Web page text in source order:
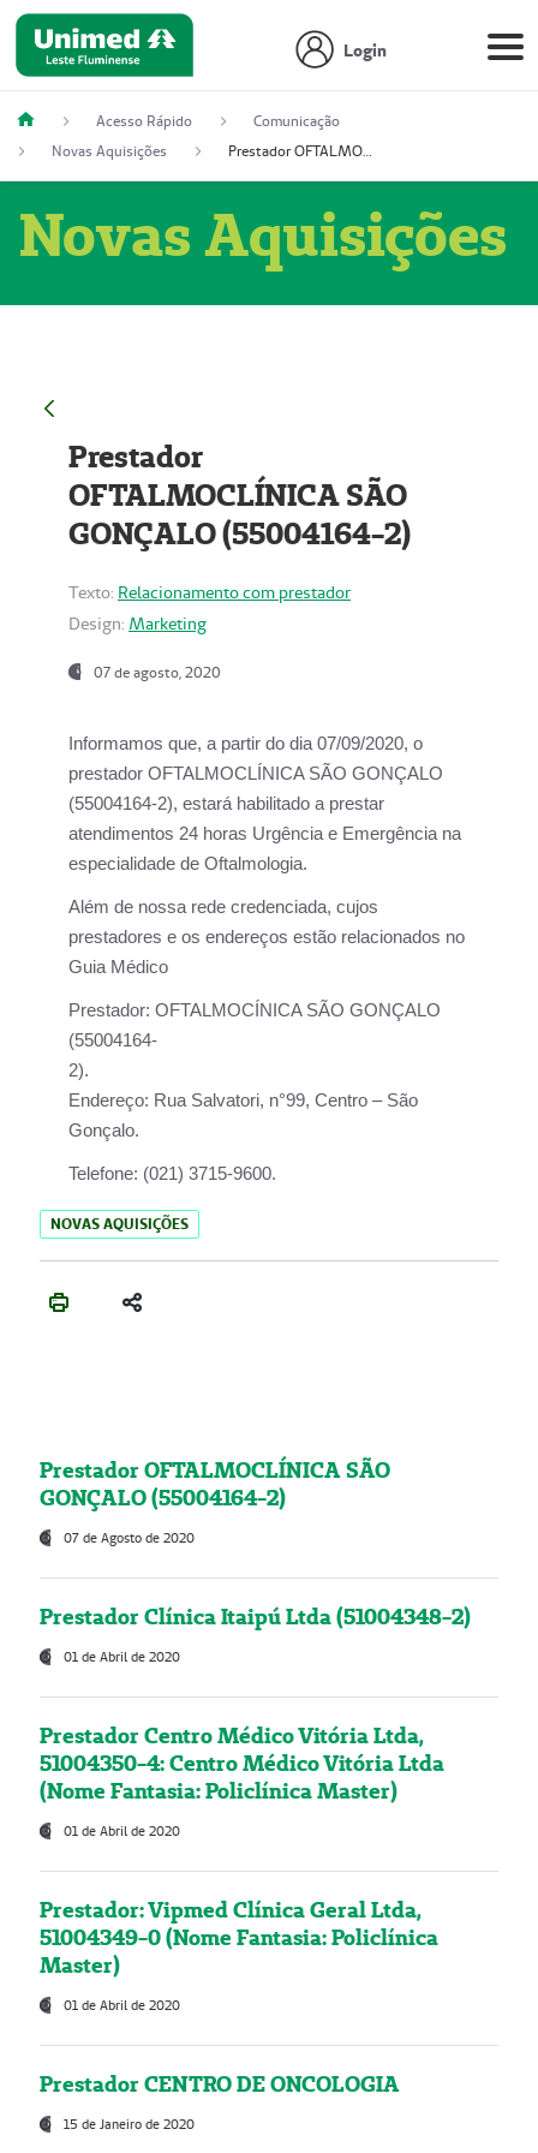
Login
Acesso Rápido
Comunicação
Novas Aquisições
Prestador OFTALMOCLÍNICA SÃO GONÇALO (55004164-2)
Novas Aquisições
Prestador
OFTALMOCLÍNICA SÃO
GONÇALO (55004164-2)
Texto: Relacionamento com prestador
Design: Marketing
07 de agosto, 2020
Informamos que, a partir do dia07/09/2020, o
prestador OFTALMOCLÍNICA SÃO GONÇALO
(55004164-2), estará habilitado a prestar
atendimentos 24 horas Urgência e Emergência na
especialidade de Oftalmologia.
Além de nossa rede credenciada, cujos
prestadores e os endereços estão relacionados no
Guia Médico
Prestador: OFTALMOCÍNICA SÃO GONÇALO
(55004164-
2).
Endereço: Rua Salvatori, n°99, Centro – São
Gonçalo.
Telefone: (021) 3715-9600.
NOVAS AQUISIÇÕES
Prestador OFTALMOCLÍNICA SÃO
GONÇALO (55004164-2)
07 de Agosto de 2020
Prestador Clínica Itaipú Ltda (51004348-2)
01 de Abril de 2020
Prestador Centro Médico Vitória Ltda,
51004350-4: Centro Médico Vitória Ltda
(Nome Fantasia: Policlínica Master)
01 de Abril de 2020
Prestador: Vipmed Clínica Geral Ltda,
51004349-0 (Nome Fantasia: Policlínica
Master)
01 de Abril de 2020
Prestador CENTRO DE ONCOLOGIA
15 de Janeiro de 2020